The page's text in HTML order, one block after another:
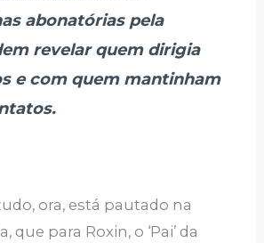
abonatórias pela
revelar quem dirigia
e com quem mantinham
ora, está pautado na
que para Roxin, o ‘Pai’ da